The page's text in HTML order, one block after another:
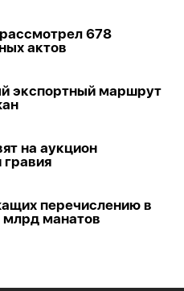
678
актов
экспортный маршрут
на аукцион
перечислению в
манатов